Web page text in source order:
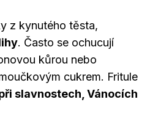
z kynutého těsta,
. Často se ochucují
kůrou nebo
cukrem. Fritule
slavnostech, Vánocích